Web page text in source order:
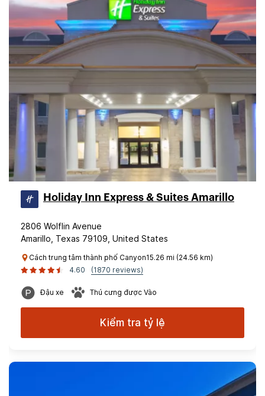
Holiday Inn Express & Suites Amarillo
2806 Wolflin Avenue
Amarillo, Texas 79109, United States
Cách trung tâm thành phố Canyon15.26 mi (24.56 km)
4.60
(1870 reviews)
Đậu xe Thú cưng được Vào
Kiểm tra tỷ lệ